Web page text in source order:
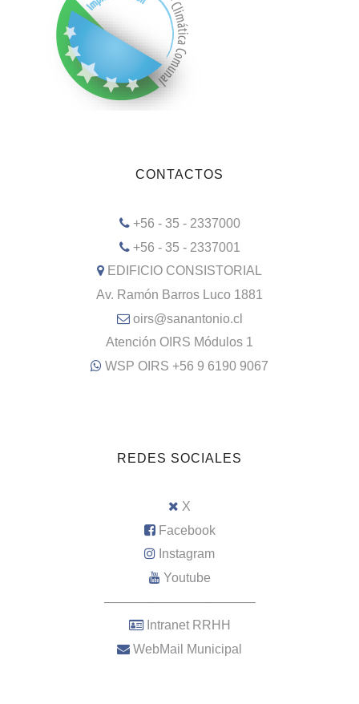
CONTACTOS
+56 - 35 - 2337000
+56 - 35 - 2337001
EDIFICIO CONSISTORIAL
Av. Ramón Barros Luco 1881
oirs@sanantonio.cl
Atención OIRS Módulos 1
WSP OIRS +56 9 6190 9067
REDES SOCIALES
X
Facebook
Instagram
Youtube
–––––––––––––––––––––
Intranet RRHH
WebMail Municipal